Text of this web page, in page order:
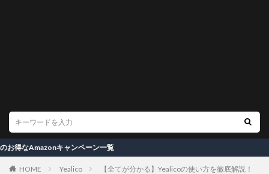
ャンペーン一覧
HOME Yealico 【全てが分かる】Yealicoの使い方を徹底解説！